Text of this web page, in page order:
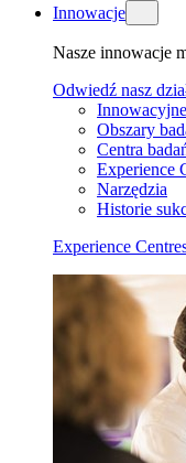
Innowacje
Nasze innowacje
Odwiedź nasz
Obszary
Centra
Experience
Narzędzia
Historie
Experience